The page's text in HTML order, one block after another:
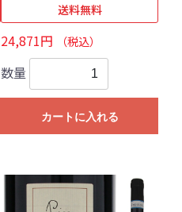
送料無料
24,871円 （税込）
数量
カートに入れる